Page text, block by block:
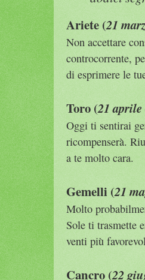
Ariete (21
Non accettare
controcorrente,
di esprimere le
Toro (21 aprile
Oggi ti sentirai
ricompenserà.
a te molto cara.
Gemelli (21
Molto
Sole ti trasmette
venti più
Cancro (22